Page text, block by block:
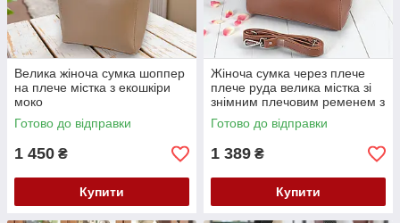
Велика жіноча сумка шоппер
на плече містка з екошкіри
моко
Готово до відправки
1 450 ₴
Купити
Жіноча сумка через плече
плече руда велика містка зі
знімним плечовим ременем з
екошкіри
Готово до відправки
1 389 ₴
Купити